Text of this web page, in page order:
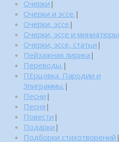
Очерки |
Очерки и эссе. |
Очерки, эссе |
Очерки, эссе и миниатюры
Очерки, эссе, статьи |
Пейзажная лирика |
Переводы. |
ПЕрцовка. Пародии и
Эпиграммы. |
Песни |
Песня |
Повести |
Подарки |
Подборки стихотворений |